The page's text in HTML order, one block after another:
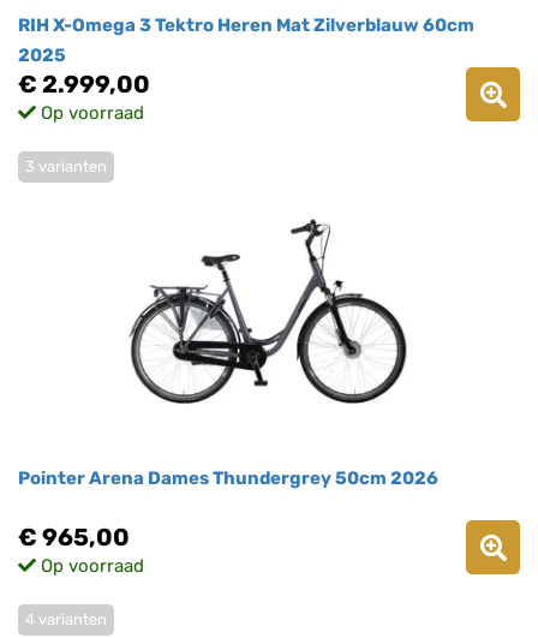
RIH X-Omega 3 Tektro Heren Mat Zilverblauw 60cm
2025
€ 2.999,00
Op voorraad
Pointer Arena Dames Thundergrey 50cm 2026
3 varianten
€ 965,00
Op voorraad
4 varianten